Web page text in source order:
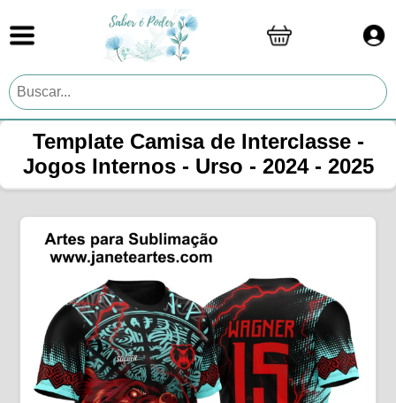
Template Camisa de Interclasse -
Jogos Internos - Urso - 2024 - 2025